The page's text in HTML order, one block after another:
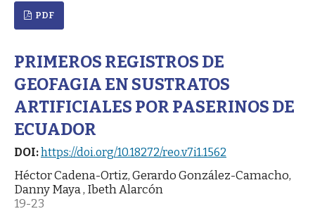
PDF
PRIMEROS REGISTROS DE
GEOFAGIA EN SUSTRATOS
ARTIFICIALES POR PASERINOS DE
ECUADOR
DOI:https://doi.org/10.18272/reo.v7i1.1562
Héctor Cadena-Ortiz, Gerardo González-Camacho,
Danny Maya , Ibeth Alarcón
19-23